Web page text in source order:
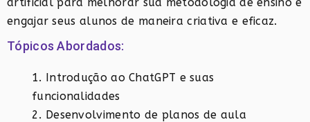
engajar seus alunos de maneira criativa e eficaz.
Tópicos Abordados:
Introdução ao ChatGPT e suas
funcionalidades
Desenvolvimento de planos de aula